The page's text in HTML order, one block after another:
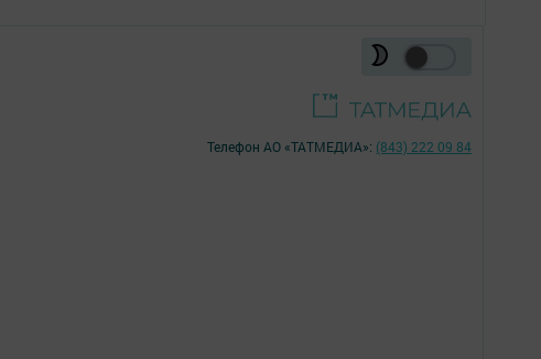
Телефон АО «ТАТМЕДИА»: (843) 222 09 84